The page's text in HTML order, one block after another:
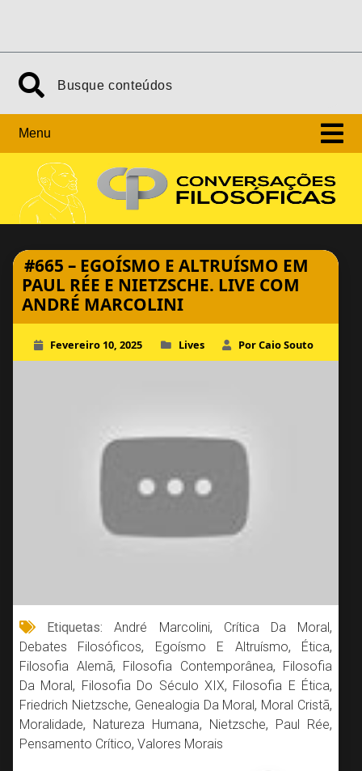
Search
Menu
#665 – EGOÍSMO E ALTRUÍSMO EM
PAUL RÉE E NIETZSCHE. LIVE COM
ANDRÉ MARCOLINI
Fevereiro 10, 2025 Lives Por Caio Souto
Etiquetas:André Marcolini, Crítica Da Moral,
Debates Filosóficos, Egoísmo E Altruísmo, Ética,
Filosofia Alemã, Filosofia Contemporânea, Filosofia
Da Moral, Filosofia Do Século XIX, Filosofia E Ética,
Friedrich Nietzsche, Genealogia Da Moral, Moral Cristã,
Moralidade, Natureza Humana, Nietzsche, Paul Rée,
Pensamento Crítico, Valores Morais